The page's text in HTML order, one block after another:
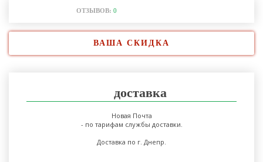
ОТЗЫВОВ: 0
ВАША СКИДКА
доставка
Новая Почта
- по тарифам службы доставки.
Доставка по г. Днепр.